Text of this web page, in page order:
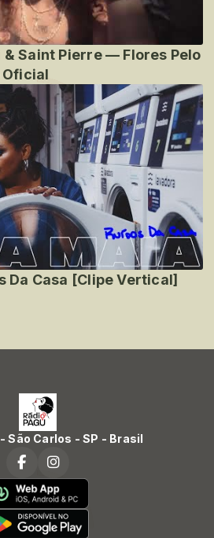
Saint Pierre — Flores Pelo
Da Casa [Clipe Vertical]
São Carlos - SP - Brasil